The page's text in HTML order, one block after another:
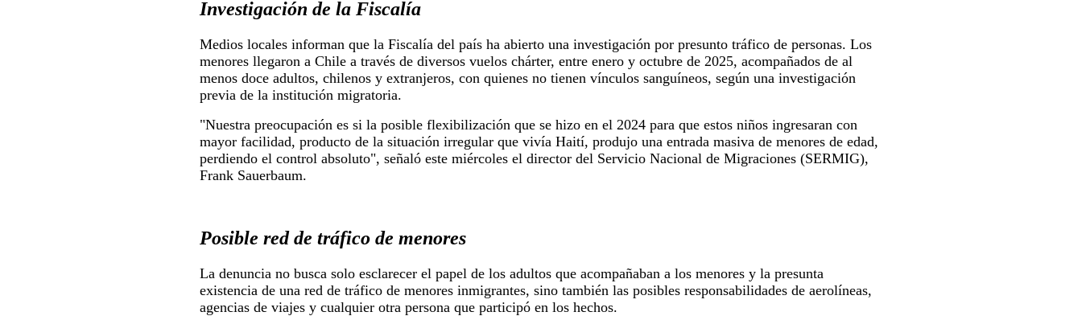
Investigación de la Fiscalía
Medios locales informan que la Fiscalía del país ha abierto una investigación por presunto tráfico de personas. Los
menores llegaron a Chile a través de diversos vuelos chárter, entre enero y octubre de 2025, acompañados de al
menos doce adultos, chilenos y extranjeros, con quienes no tienen vínculos sanguíneos, según una investigación
previa de la institución migratoria.
"Nuestra preocupación es si la posible flexibilización que se hizo en el 2024 para que estos niños ingresaran con
mayor facilidad, producto de la situación irregular que vivía Haití, produjo una entrada masiva de menores de edad,
perdiendo el control absoluto", señaló este miércoles el director del Servicio Nacional de Migraciones (SERMIG),
Frank Sauerbaum.
Posible red de tráfico de menores
La denuncia no busca solo esclarecer el papel de los adultos que acompañaban a los menores y la presunta
existencia de una red de tráfico de menores inmigrantes, sino también las posibles responsabilidades de aerolíneas,
agencias de viajes y cualquier otra persona que participó en los hechos.